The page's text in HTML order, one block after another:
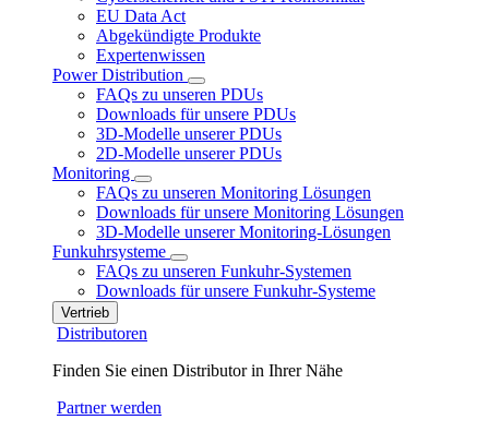
EU Data Act
Abgekündigte Produkte
Expertenwissen
Power Distribution
FAQs zu unseren PDUs
Downloads für unsere PDUs
3D-Modelle unserer PDUs
2D-Modelle unserer PDUs
Monitoring
FAQs zu unseren Monitoring Lösungen
Downloads für unsere Monitoring Lösungen
3D-Modelle unserer Monitoring-Lösungen
Funkuhrsysteme
FAQs zu unseren Funkuhr-Systemen
Downloads für unsere Funkuhr-Systeme
Vertrieb
Distributoren
Finden Sie einen Distributor in Ihrer Nähe
Partner werden